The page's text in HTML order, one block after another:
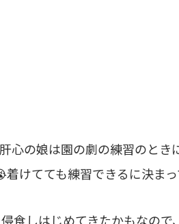
心の娘は園の劇の練習のとき
着けてても練習できるに決ま
食しはじめてきたかもなので